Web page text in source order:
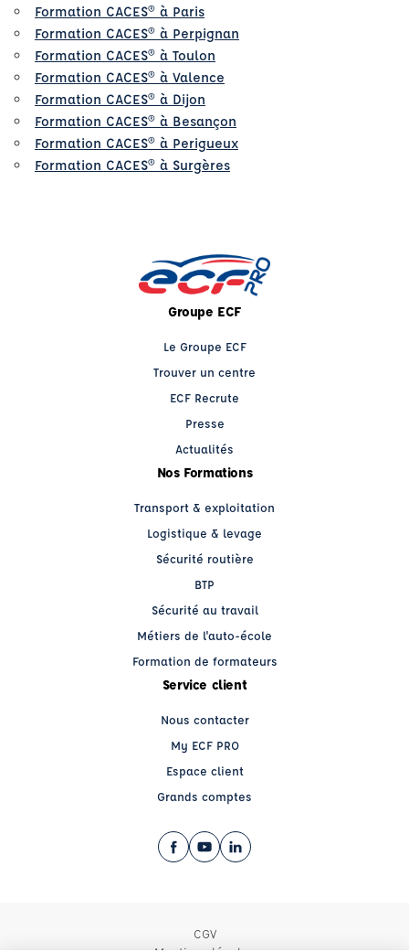
Formation CACES® à Paris
Formation CACES® à Perpignan
Formation CACES® à Toulon
Formation CACES® à Valence
Formation CACES® à Dijon
Formation CACES® à Besançon
Formation CACES® à Perigueux
Formation CACES® à Surgères
Groupe ECF
Le Groupe ECF
Trouver un centre
ECF Recrute
Presse
Actualités
Nos Formations
Transport & exploitation
Logistique & levage
Sécurité routière
BTP
Sécurité au travail
Métiers de l'auto-école
Formation de formateurs
Service client
Nous contacter
My ECF PRO
Espace client
Grands comptes
Facebook (nouvelle fenêtre)
YouTube (nouvelle fenêtre)
LinkedIn (nouvelle fenêtre)
CGV